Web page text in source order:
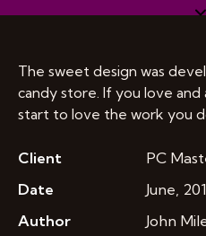
The sweet design was
candy store. If you love
start to love the work you
Client
PC
Date
June,
Author
John